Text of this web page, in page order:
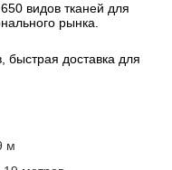
видов тканей для
рынка.
быстрая доставка для
м